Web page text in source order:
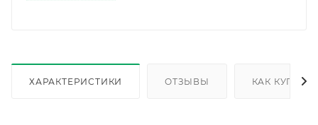
ХАРАКТЕРИСТИКИ ОТЗЫВЫ КАК КУПИТЬ